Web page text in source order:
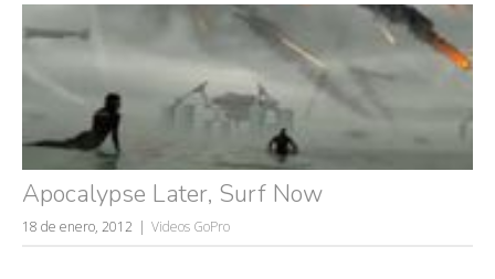
Apocalypse Later, Surf Now
18 de enero, 2012 Videos GoPro